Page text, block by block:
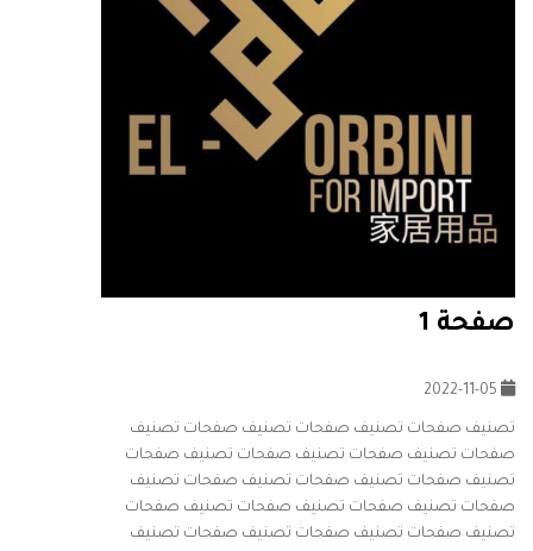
صفحة 1
تصنيف صفحات تصنيف صفحات تصنيف صفحات تصنيف
صفحات تصنيف صفحات تصنيف صفحات تصنيف صفحات
تصنيف صفحات تصنيف صفحات تصنيف صفحات تصنيف
صفحات تصنيف صفحات تصنيف صفحات تصنيف صفحات
تصنيف صفحات تصنيف صفحات تصنيف صفحات تصنيف